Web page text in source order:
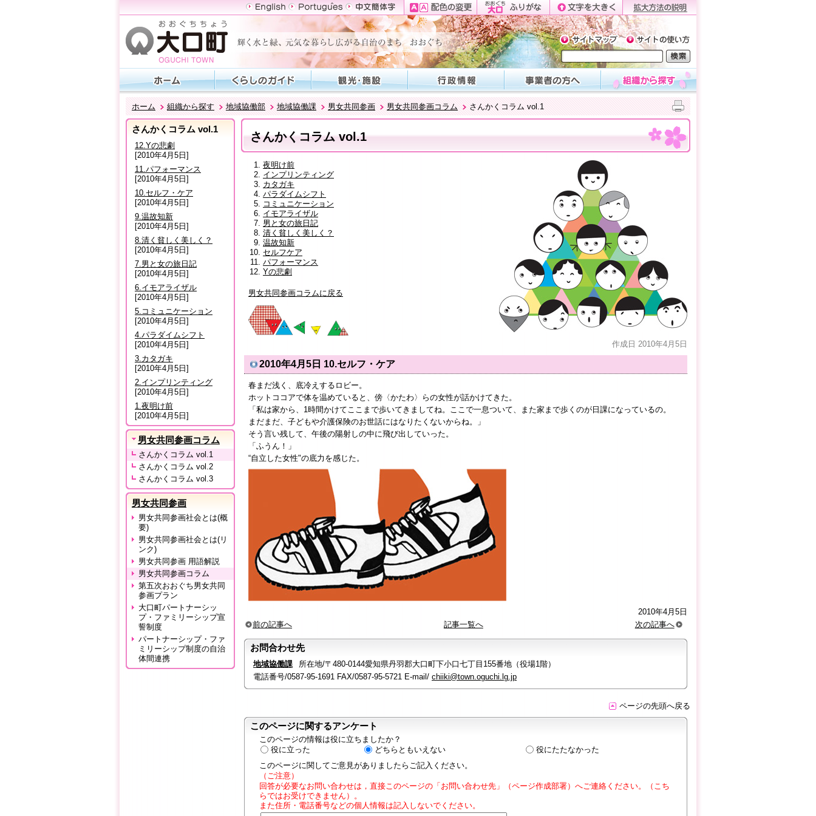
ホーム 組織から探す 地域協働部 地域協働課 男女共同参画 男女共同参画コラム さんかくコラム vol.1
さんかくコラム vol.1
12.Yの悲劇
[2010年4月5日]
11.パフォーマンス
[2010年4月5日]
10.セルフ・ケア
[2010年4月5日]
9.温故知新
[2010年4月5日]
8.清く貧しく美しく？
[2010年4月5日]
7.男と女の旅日記
[2010年4月5日]
6.イモアライザル
[2010年4月5日]
5.コミュニケーション
[2010年4月5日]
4.パラダイムシフト
[2010年4月5日]
3.カタガキ
[2010年4月5日]
2.インプリンティング
[2010年4月5日]
1.夜明け前
[2010年4月5日]
男女共同参画コラム
さんかくコラム vol.1
さんかくコラム vol.2
さんかくコラム vol.3
男女共同参画
男女共同参画社会とは(概
要)
男女共同参画社会とは(リ
ンク)
男女共同参画 用語解説
男女共同参画コラム
第五次おおぐち男女共同
参画プラン
大口町パートナーシッ
プ・ファミリーシップ宣
誓制度
パートナーシップ・ファ
ミリーシップ制度の自治
体間連携
さんかくコラム vol.1
夜明け前
インプリンティング
カタガキ
パラダイムシフト
コミュニケーション
イモアライザル
男と女の旅日記
清く貧しく美しく？
温故知新
セルフケア
パフォーマンス
Yの悲劇
男女共同参画コラムに戻る
作成日 2010年4月5日
2010年4月5日 10.セルフ・ケア
春まだ浅く、底冷えするロビー。
ホットココアで体を温めていると、傍〈かたわ〉らの女性が話かけてきた。
「私は家から、1時間かけてここまで歩いてきましてね。ここで一息ついて、また家まで歩くのが日課になっているの。
まだまだ、子どもや介護保険のお世話にはなりたくないからね。」
そう言い残して、午後の陽射しの中に飛び出していった。
「ふうん！」
“自立した女性"の底力を感じた。
2010年4月5日
前の記事へ
記事一覧へ 次の記事へ
お問合わせ先
地域協働課
所在地/〒480-0144愛知県丹羽郡大口町下小口七丁目155番地（役場1階）
電話番号/0587-95-1691 FAX/0587-95-5721 E-mail/ chiiki@town.oguchi.lg.jp
ページの先頭へ戻る
このページに関するアンケート
このページの情報は役に立ちましたか？
役に立った
どちらともいえない
役にたたなかった
このページに関してご意見がありましたらご記入ください。
（ご注意）
回答が必要なお問い合わせは，直接このページの「お問い合わせ先」（ページ作成部署）へご連絡ください。（こち
らではお受けできません）。
また住所・電話番号などの個人情報は記入しないでください。